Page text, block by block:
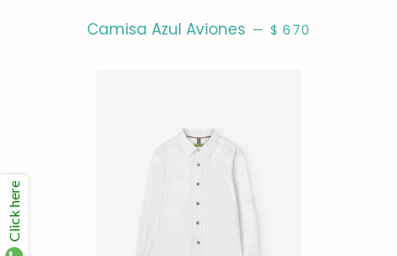
Camisa Azul Aviones — PRECIO HABITUAL
$ 670
Click here